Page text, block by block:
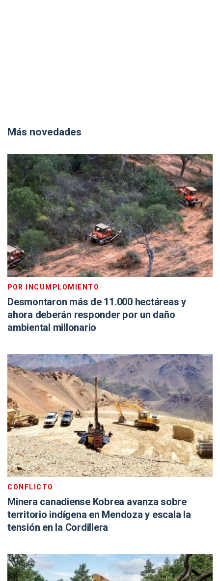
Más novedades
POR INCUMPLOMIENTO
Desmontaron más de 11.000 hectáreas y
ahora deberán responder por un daño
ambiental millonario
CONFLICTO
Minera canadiense Kobrea avanza sobre
territorio indígena en Mendoza y escala la
tensión en la Cordillera